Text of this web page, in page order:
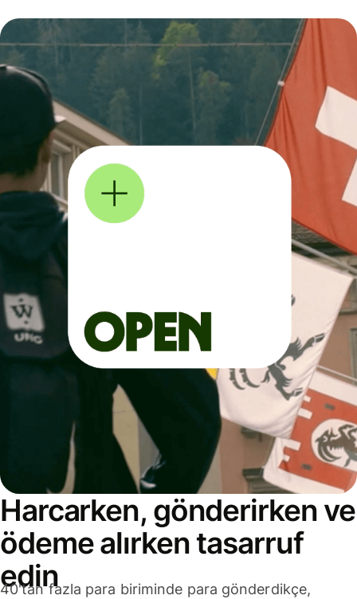
Harcarken, gönderirken ve
ödeme alırken tasarruf
edin
40'tan fazla para biriminde para gönderdikçe,